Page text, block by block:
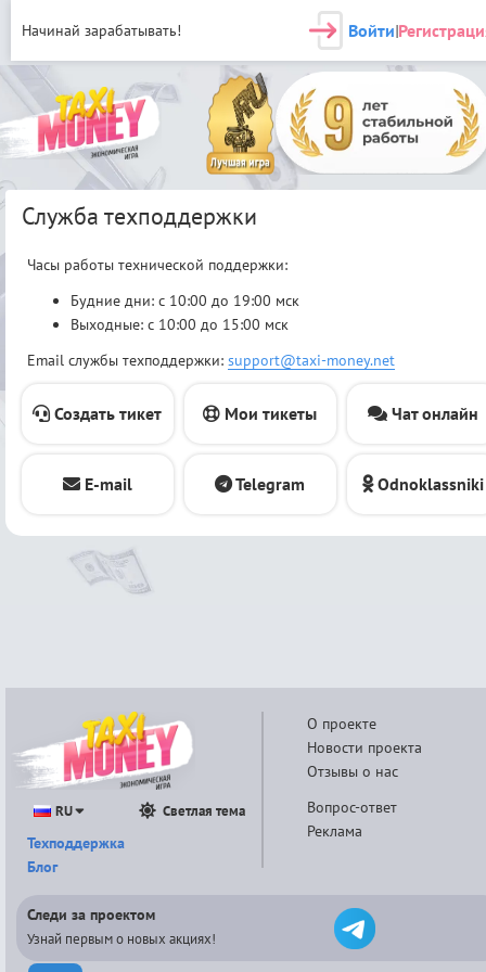
Начинай зарабатывать! Войти|
Служба техподдержки
Часы работы технической поддержки:
Будние дни: с 10:00 до 19:00 мск
Выходные: с 10:00 до 15:00 мск
Email службы техподдержки: support@taxi-money.net
Создать тикет Мои тикеты Чат онлайн
E-mail Telegram Odnoklassniki
О проекте
Новости проекта
Отзывы о нас
Вопрос-ответ
Реклама
RU Светлая тема
Техподдержка
Блог
Следи за проектом
Узнай первым о новых акциях!